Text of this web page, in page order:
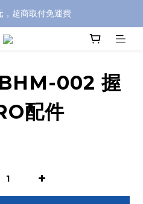
，超商取付免運費
，超商取付免運費
整註冊加碼50元購物點數➟➟➟
002 握
配件